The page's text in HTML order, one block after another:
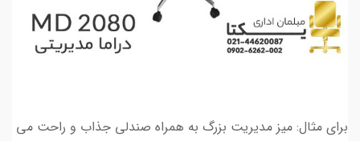
برای مثال: میز مدیریت بزرگ به همراه صندلی جذاب و راحت می